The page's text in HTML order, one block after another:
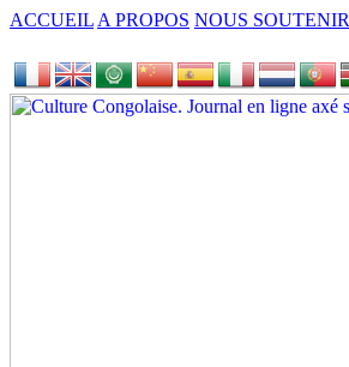
ACCUEIL A PROPOS NOUS SOUTENIR